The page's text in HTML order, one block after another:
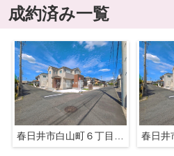
成約済み一覧